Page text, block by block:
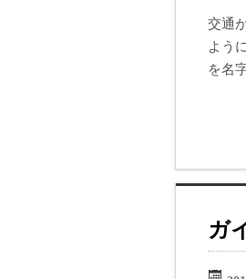
交通
よう
を名
ガ